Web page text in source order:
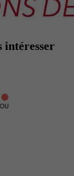
intéresser